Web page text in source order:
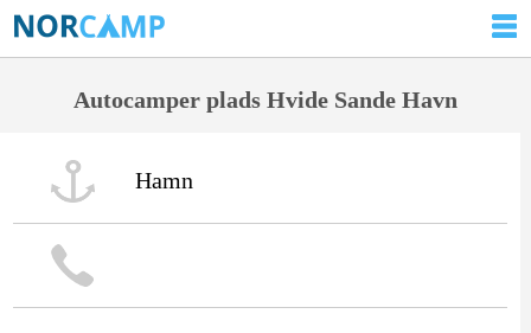
Autocamper plads Hvide Sande Havn
Hamn